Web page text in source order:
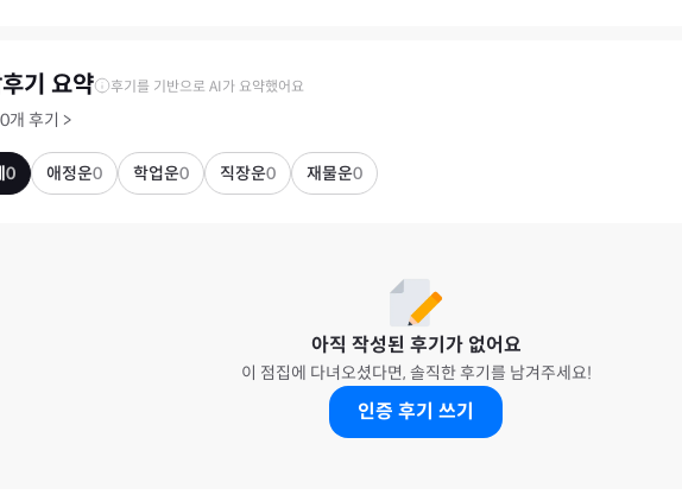
기 요약 후기를 기반으로 AI가 요약했어요
0개 후기 >
0 애정운0 학업운0 직장운0 재물운0
아직 작성된 후기가 없어요
이 점집에 다녀오셨다면, 솔직한 후기를 남겨주세요!
인증 후기 쓰기